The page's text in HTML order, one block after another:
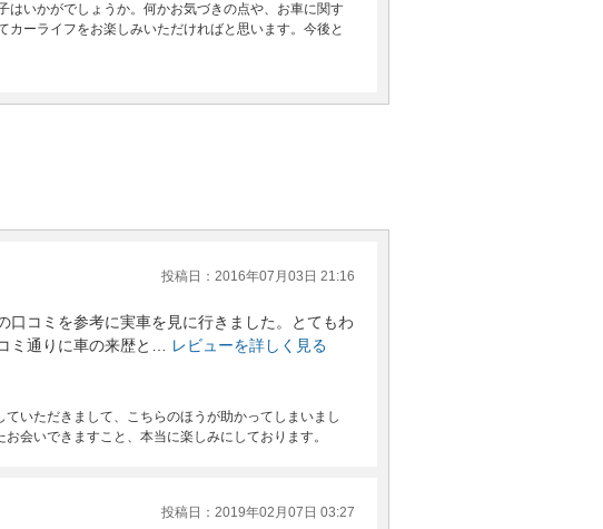
はいかがでしょうか。何かお気づきの点や、お車に関す
ーライフをお楽しみいただければと思います。今後と
投稿日：2016年07月03日 21:16
コミを参考に実車を見に行きました。とてもわ
ミ通りに車の来歴と…
レビューを詳しく見る
いただきまして、こちらのほうが助かってしまいまし
会いできますこと、本当に楽しみにしております。
投稿日：2019年02月07日 03:27